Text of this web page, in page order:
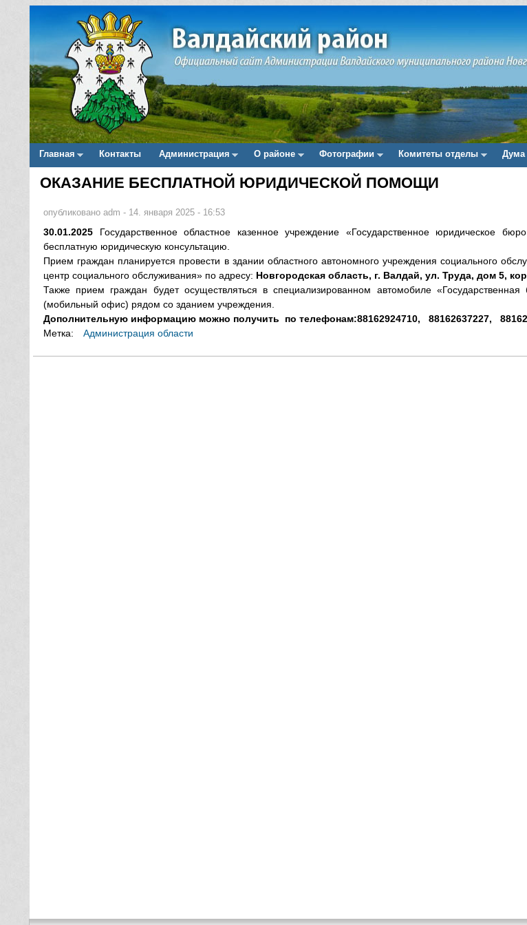
Main menu
Главная Контакты Администрация О районе Фотографии Комитеты отделы Дума
Вы здесь
ОКАЗАНИЕ БЕСПЛАТНОЙ ЮРИДИЧЕСКОЙ ПОМОЩИ
опубликовано adm - 14. января 2025 - 16:53
30.01.2025 Государственное областное казенное учреждение «Государственное юридическое
бесплатную юридическую консультацию.
Прием граждан планируется провести в здании областного автономного учреждения социального
центр социального обслуживания» по адресу: Новгородская область, г. Валдай, ул. Труда, дом 5,
Также прием граждан будет осуществляться в специализированном автомобиле
(мобильный офис) рядом со зданием учреждения.
Дополнительную информацию можно получить по телефонам:88162924710, 88162637227,
Метка:
Администрация области